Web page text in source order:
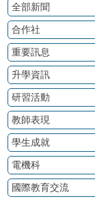
全部新聞
合作社
重要訊息
升學資訊
研習活動
教師表現
學生成就
電機科
國際教育交流